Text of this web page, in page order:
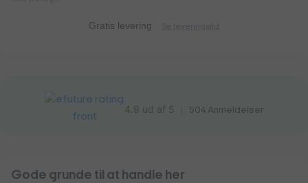
Gratis levering
4.9 ud af 5 504Anmeldelser
Gode grunde til at handle her